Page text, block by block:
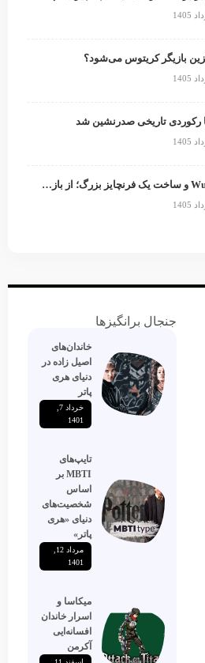
بازیگر کریتوس می‌شود؟
با رکوردی تاریخی صدرنشین شد
Wuthering Waves و ساخت یک فرنچایز بزرگ؛ از بازی تا انیمه
جنجال برانگیزها
خاندان‌های
اصیل زاده‌ در
دنیای هری
پاتر
1401
تایپ‌های
MBTI بر
اساس
شخصیت‌های
دنیای «هری
پاتر»
1401
میکاسا و
اسرار خاندان
افسانه‌ایی
آکرمن